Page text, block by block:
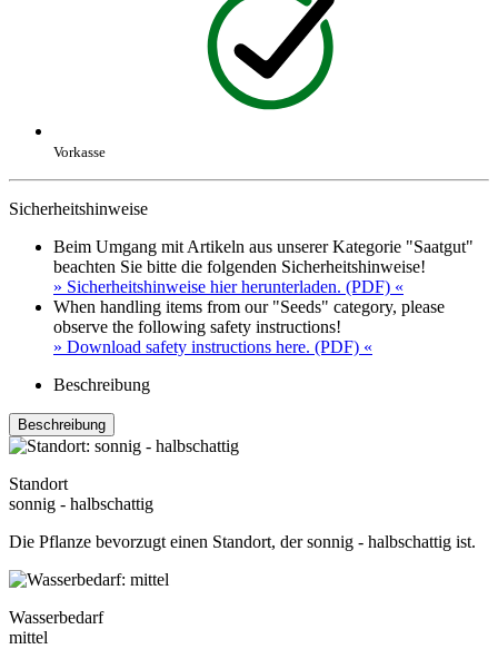
Vorkasse
Sicherheitshinweise
Beim Umgang mit Artikeln aus unserer Kategorie "Saatgut"
beachten Sie bitte die folgenden Sicherheitshinweise!
» Sicherheitshinweise hier herunterladen. (PDF) «
When handling items from our "Seeds" category, please
observe the following safety instructions!
» Download safety instructions here. (PDF) «
Beschreibung
Beschreibung
Standort
sonnig - halbschattig
Die Pflanze bevorzugt einen Standort, der sonnig - halbschattig ist.
Wasserbedarf
mittel